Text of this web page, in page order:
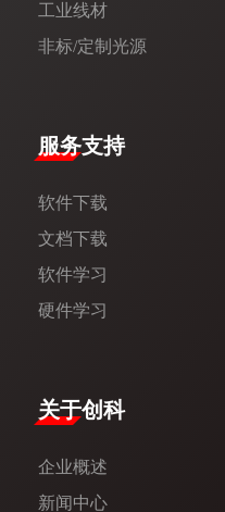
工业线材
非标/定制光源
服务支持
软件下载
文档下载
软件学习
硬件学习
​关于创科​
企业概述
新闻中心​